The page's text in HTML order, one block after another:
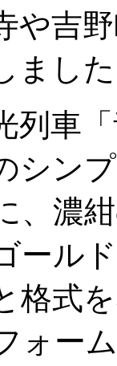
や吉
まし
列車
シン
、濃
ール
格式
ォー